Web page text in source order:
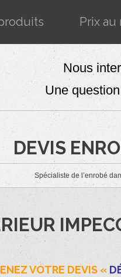
Prix au
Nous
Une
DEVIS
Spécialiste de l’enrobé
VOTRE DEVIS «